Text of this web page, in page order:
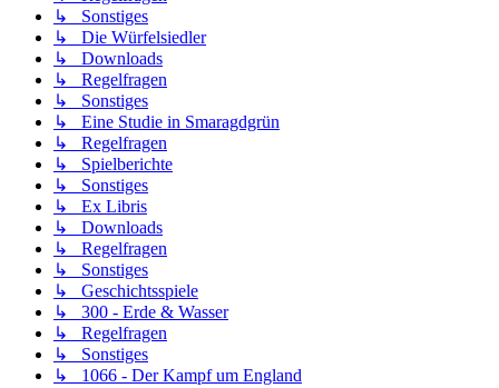
↳ Sonstiges
↳ Die Würfelsiedler
↳ Downloads
↳ Regelfragen
↳ Sonstiges
↳ Eine Studie in Smaragdgrün
↳ Regelfragen
↳ Spielberichte
↳ Sonstiges
↳ Ex Libris
↳ Downloads
↳ Regelfragen
↳ Sonstiges
↳ Geschichtsspiele
↳ 300 - Erde & Wasser
↳ Regelfragen
↳ Sonstiges
↳ 1066 - Der Kampf um England